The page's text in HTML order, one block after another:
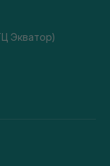
Экватор)